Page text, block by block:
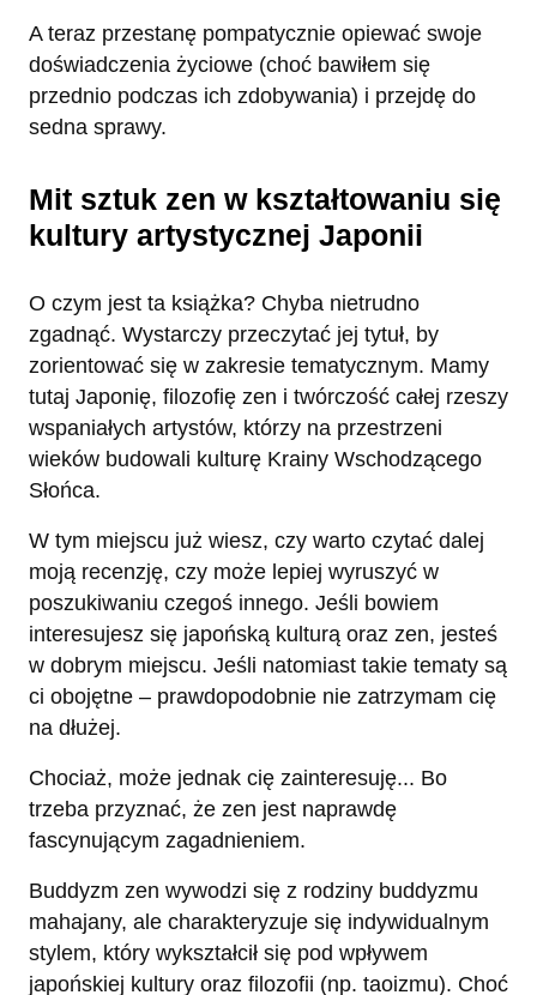
A teraz przestanę pompatycznie opiewać swoje
doświadczenia życiowe (choć bawiłem się
przednio podczas ich zdobywania) i przejdę do
sedna sprawy.
Mit sztuk zen w kształtowaniu się
kultury artystycznej Japonii
O czym jest ta książka? Chyba nietrudno
zgadnąć. Wystarczy przeczytać jej tytuł, by
zorientować się w zakresie tematycznym. Mamy
tutaj Japonię, filozofię zen i twórczość całej rzeszy
wspaniałych artystów, którzy na przestrzeni
wieków budowali kulturę Krainy Wschodzącego
Słońca.
W tym miejscu już wiesz, czy warto czytać dalej
moją recenzję, czy może lepiej wyruszyć w
poszukiwaniu czegoś innego. Jeśli bowiem
interesujesz się japońską kulturą oraz zen, jesteś
w dobrym miejscu. Jeśli natomiast takie tematy są
ci obojętne – prawdopodobnie nie zatrzymam cię
na dłużej.
Chociaż, może jednak cię zainteresuję... Bo
trzeba przyznać, że zen jest naprawdę
fascynującym zagadnieniem.
Buddyzm zen wywodzi się z rodziny buddyzmu
mahajany, ale charakteryzuje się indywidualnym
stylem, który wykształcił się pod wpływem
japońskiej kultury oraz filozofii (np. taoizmu). Choć